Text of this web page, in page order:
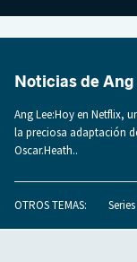
Noticias de
Ang Lee:Hoy en Netflix,
la preciosa adaptación
Oscar.Heath..
OTROS TEMAS: